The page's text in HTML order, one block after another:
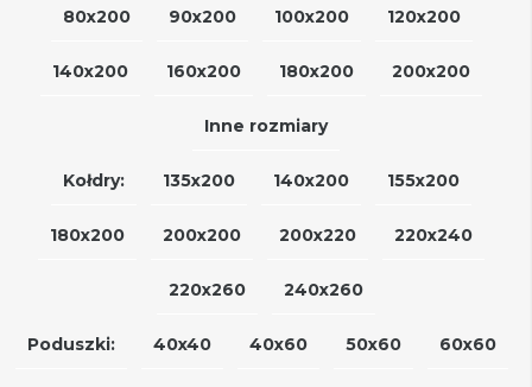
80x200 90x200 100x200 120x200
140x200 160x200 180x200 200x200
Inne rozmiary
Kołdry: 135x200 140x200 155x200
180x200 200x200 200x220 220x240
220x260 240x260
Poduszki: 40x40 40x60 50x60 60x60